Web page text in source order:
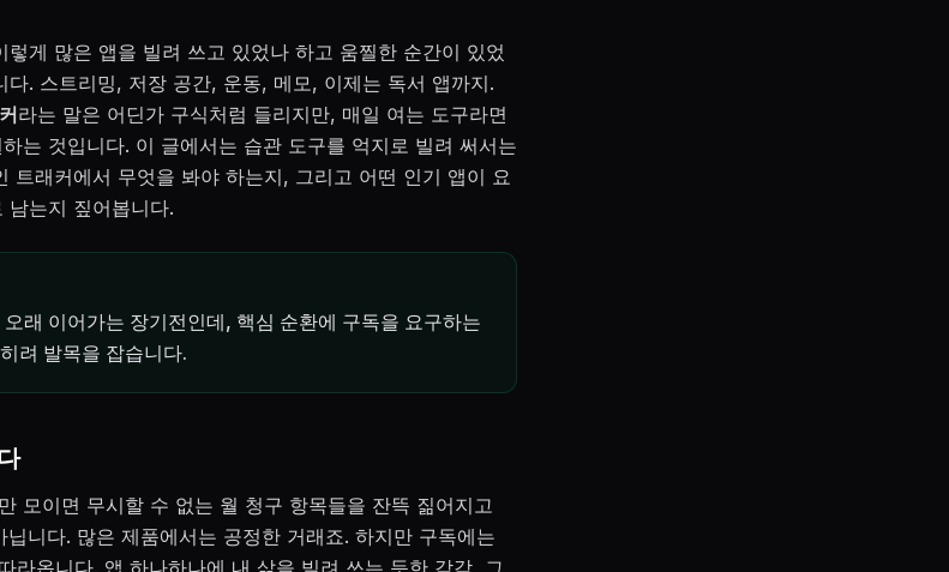
게 많은 앱을 빌려 쓰고 있었나 하고 움찔한 순간이 있었
다. 스트리밍, 저장 공간, 운동, 메모, 이제는 독서 앱까지.
라는 말은 어딘가 구식처럼 들리지만, 매일 여는 도구라면
는 것입니다. 이 글에서는 습관 도구를 억지로 빌려 써서는
트래커에서 무엇을 봐야 하는지, 그리고 어떤 인기 앱이 요
남는지 짚어봅니다.
래 이어가는 장기전인데, 핵심 순환에 구독을 요구하는
려 발목을 잡습니다.
모이면 무시할 수 없는 월 청구 항목들을 잔뜩 짊어지고
니다. 많은 제품에서는 공정한 거래죠. 하지만 구독에는
라옵니다. 앱 하나하나에 내 삶을 빌려 쓰는 듯한 감각, 그